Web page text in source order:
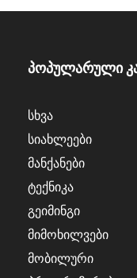
პოპულარული
სხვა
სიახლეები
მანქანები
ტექნიკა
გეიმინგი
მიმოხილვები
მობილური